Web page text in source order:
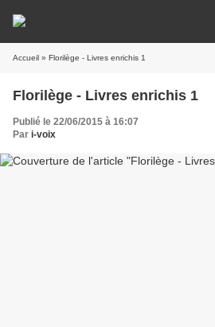
Accueil » Florilège - Livres enrichis 1
Florilège - Livres enrichis 1
Publié le 22/06/2015 à 16:07
Par i-voix